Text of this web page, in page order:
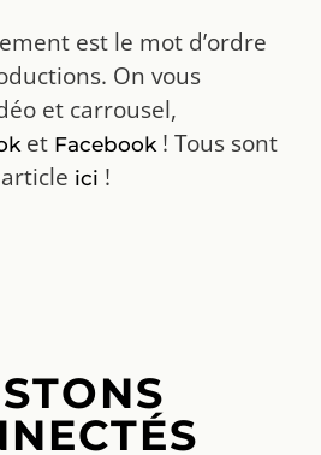
est le mot d’ordre
On vous
et carrousel,
et Facebook! Tous sont
ici !